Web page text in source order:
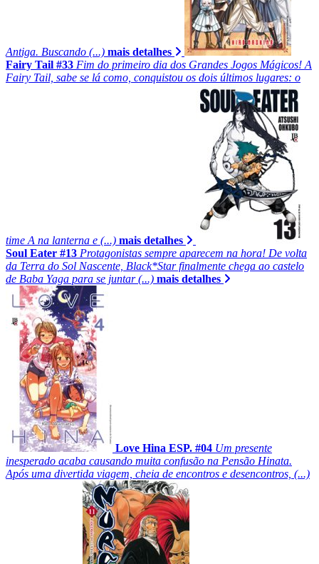
Antiga. Buscando (...) mais detalhes
Fairy Tail #33 Fim do primeiro dia dos Grandes Jogos Mágicos! A
Fairy Tail, sabe se lá como, conquistou os dois últimos lugares: o
time A na lanterna e (...) mais detalhes
Soul Eater #13 Protagonistas sempre aparecem na hora! De volta
da Terra do Sol Nascente, Black*Star finalmente chega ao castelo
de Baba Yaga para se juntar (...) mais detalhes
Love Hina ESP. #04 Um presente
inesperado acaba causando muita confusão na Pensão Hinata.
Após uma divertida viagem, cheia de encontros e desencontros, (...)